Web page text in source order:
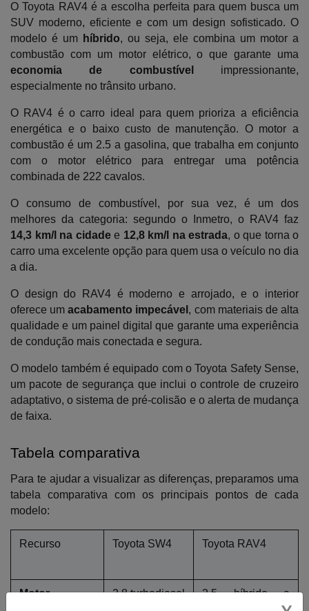
O Toyota RAV4 é a escolha perfeita para quem busca um
SUV moderno, eficiente e com um design sofisticado. O
modelo é um híbrido, ou seja, ele combina um motor a
economia de combustível impressionante,
especialmente no trânsito urbano.
O RAV4 é o carro ideal para quem prioriza a eficiência
energética e o baixo custo de manutenção. O motor a
combustão é um 2.5 a gasolina, que trabalha em conjunto
com o motor elétrico para entregar uma potência
combinada de 222 cavalos.
O consumo de combustível, por sua vez, é um dos
melhores da categoria: segundo o Inmetro, o RAV4 faz
14,3 km/l na cidade e 12,8 km/l na estrada, o que torna o
carro uma excelente opção para quem usa o veículo no dia
a dia.
O design do RAV4 é moderno e arrojado, e o interior
oferece um acabamento impecável , com materiais de alta
qualidade e um painel digital que garante uma experiência
de condução mais conectada e segura.
O modelo também é equipado com o Toyota Safety Sense,
um pacote de segurança que inclui o controle de cruzeiro
adaptativo, o sistema de pré-colisão e o alerta de mudança
de faixa.
Tabela comparativa
Para te ajudar a visualizar as diferenças, preparamos uma
tabela comparativa com os principais pontos de cada
modelo:
Recurso Toyota SW4 Toyota RAV4
Motor 2.8 turbodiesel
2.5 híbrido a